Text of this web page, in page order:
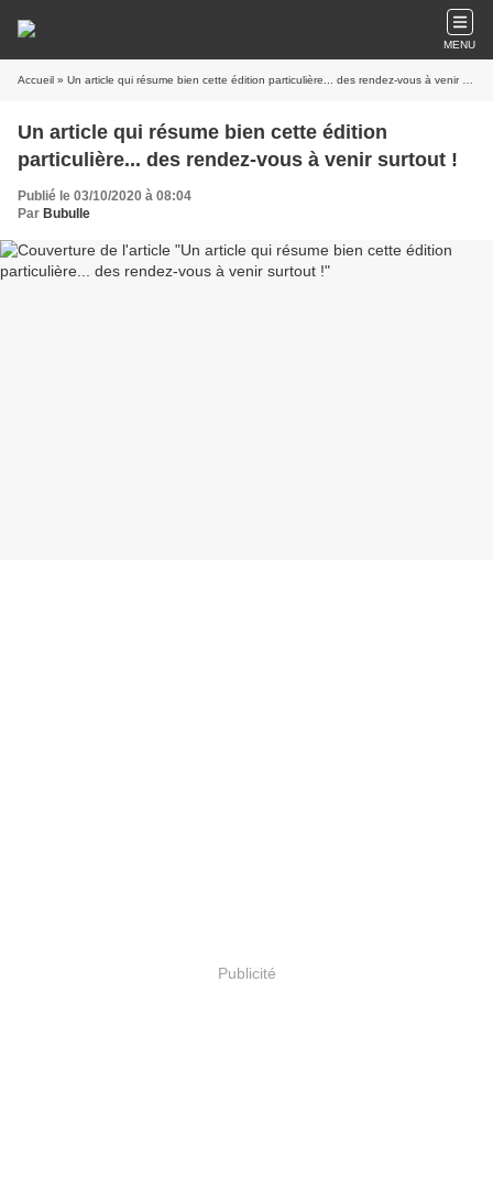
MENU
Accueil » Un article qui résume bien cette édition particulière... des rendez-vous à venir surtout !
Un article qui résume bien cette édition
particulière... des rendez-vous à venir surtout !
Publié le 03/10/2020 à 08:04
Par Bubulle
Publicité